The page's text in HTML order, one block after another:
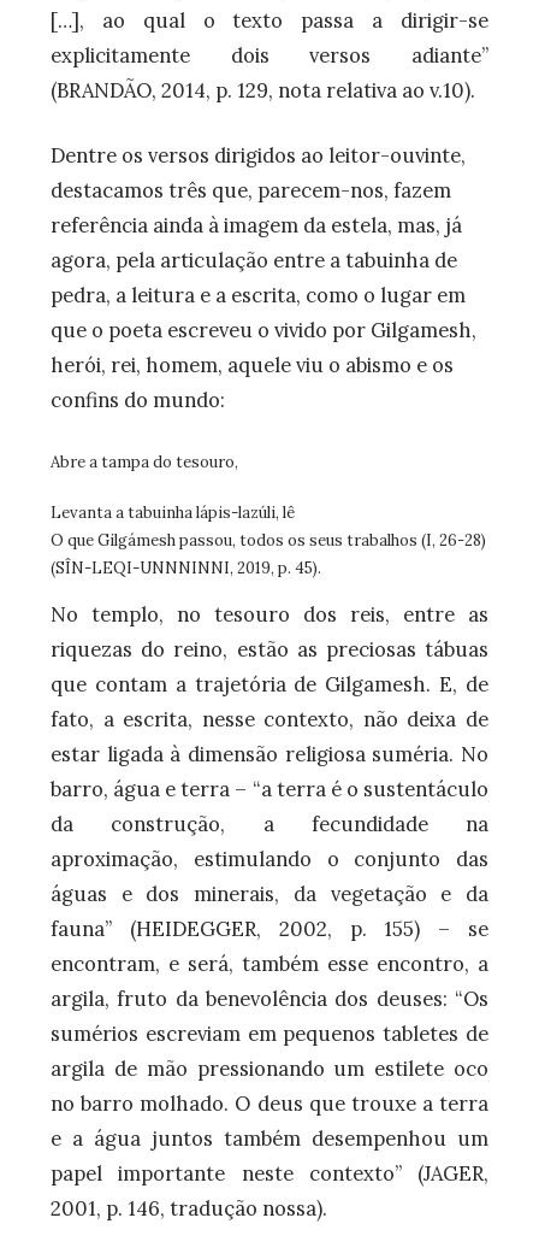
[…], ao qual o texto passa a dirigir-se
explicitamente dois versos adiante”
(BRANDÃO, 2014, p. 129, nota relativa ao v.10).
Dentre os versos dirigidos ao leitor-ouvinte,
destacamos três que, parecem-nos, fazem
referência ainda à imagem da estela, mas, já
agora, pela articulação entre a tabuinha de
pedra, a leitura e a escrita, como o lugar em
que o poeta escreveu o vivido por Gilgamesh,
herói, rei, homem, aquele viu o abismo e os
confins do mundo:
Abre a tampa do tesouro,
Levanta a tabuinha lápis-lazúli, lê
O que Gilgámesh passou, todos os seus trabalhos (I, 26-28)
(SÎN-LEQI-UNNNINNI, 2019, p. 45).
No templo, no tesouro dos reis, entre as
riquezas do reino, estão as preciosas tábuas
que contam a trajetória de Gilgamesh. E, de
fato, a escrita, nesse contexto, não deixa de
estar ligada à dimensão religiosa suméria. No
barro, água e terra – “a terra é o sustentáculo
da construção, a fecundidade na
aproximação, estimulando o conjunto das
águas e dos minerais, da vegetação e da
fauna” (HEIDEGGER, 2002, p. 155) – se
encontram, e será, também esse encontro, a
argila, fruto da benevolência dos deuses: “Os
sumérios escreviam em pequenos tabletes de
argila de mão pressionando um estilete oco
no barro molhado. O deus que trouxe a terra
e a água juntos também desempenhou um
papel importante neste contexto” (JAGER,
2001, p. 146, tradução nossa).